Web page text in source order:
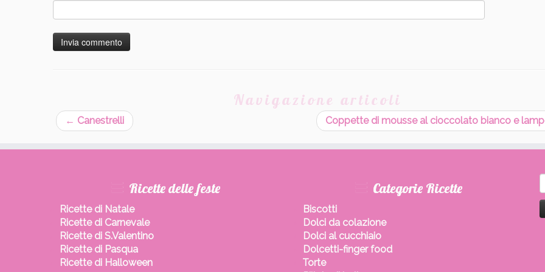
Navigazione articoli
← Canestrelli Coppette di mousse al cioccolato bianco e
Ricette delle feste
Ricette di Natale
Ricette di Carnevale
Ricette di S.Valentino
Ricette di Pasqua
Ricette di Halloween
Categorie Ricette
Biscotti
Dolci da colazione
Dolci al cucchiaio
Dolcetti-finger food
Torte